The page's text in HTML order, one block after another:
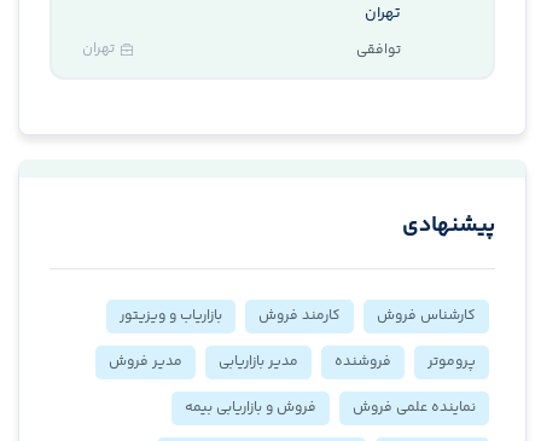
تهران
توافقی تهران
پیشنهادی
کارشناس فروش کارمند فروش
بازاریاب و ویزیتور
پروموتر
فروشنده مدیر بازاریابی
مدیر فروش
نماینده علمی فروش
فروش و بازاریابی بیمه